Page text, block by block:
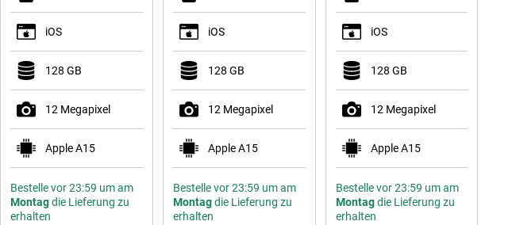
iOS
128 GB
12 Megapixel
Apple A15
Bestelle vor 23:59 um am
Montagdie Lieferung zu
erhalten
iOS
128 GB
12 Megapixel
Apple A15
Bestelle vor 23:59 um am
Montagdie Lieferung zu
erhalten
iOS
128 GB
12 Megapixel
Apple A15
Bestelle vor 23:59 um am
Montagdie Lieferung zu
erhalten